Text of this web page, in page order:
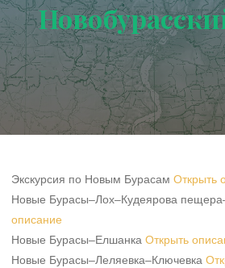
Экскурсия по Новым БурасамОткрыть
Новые Бурасы–Лох–Кудеярова
описание
Новые Бурасы–ЕлшанкаОткрыть
Новые Бурасы–Леляевка–Ключевка